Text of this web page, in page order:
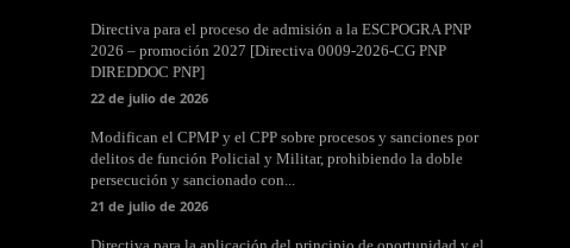
Directiva para el proceso de admisión a la ESCPOGRA PNP
2026 – promoción 2027 [Directiva 0009-2026-CG PNP
DIREDDOC PNP]
22 de julio de 2026
Modifican el CPMP y el CPP sobre procesos y sanciones por
delitos de función Policial y Militar, prohibiendo la doble
persecución y sancionado con...
21 de julio de 2026